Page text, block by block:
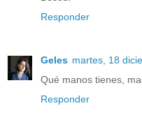
Responder
Geles martes, 18
Qué manos tienes,
Responder